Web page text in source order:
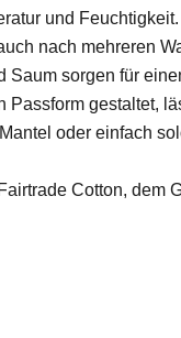
und Feuchtigkeit.
nach mehreren
Saum sorgen für
Passform gestaltet,
oder einfach
Cotton, dem